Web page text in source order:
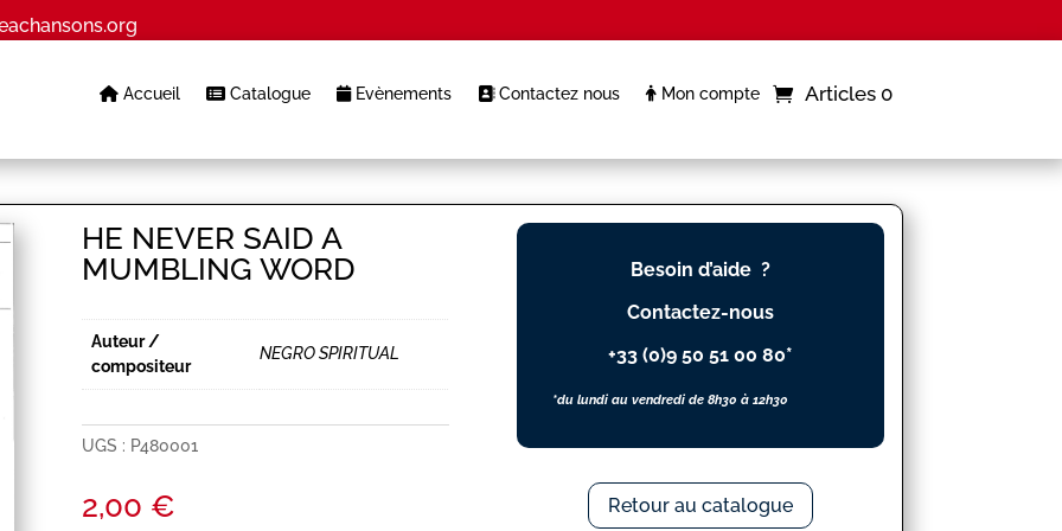
Accueil Catalogue Evènements Contactez nous Mon compte Articles 0
HE NEVER SAID A
MUMBLING WORD
Auteur /
compositeur
NEGRO SPIRITUAL
UGS : P480001
2,00 €
Besoin d’aide ?
Contactez-nous
+33 (0)9 50 51 00 80*
*du lundi au vendredi de 8h30 à 12h30
Retour au catalogue